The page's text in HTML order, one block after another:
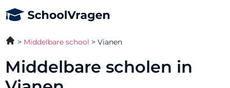
Middelbare school Vianen
Middelbare scholen in